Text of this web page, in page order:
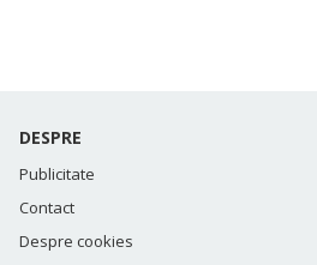
DESPRE
Publicitate
Contact
Despre cookies